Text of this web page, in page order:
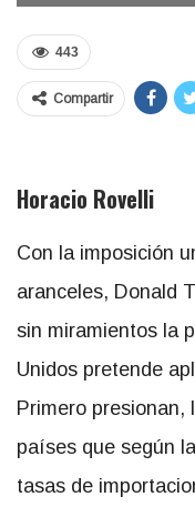
443
Compartir
Horacio Rovelli
Con la imposición
aranceles, Donald
sin miramientos la
Unidos pretende
Primero presionan,
países que según
tasas de